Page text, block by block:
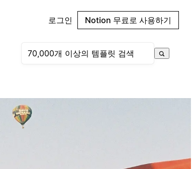
로그인 Notion 무료로 사용하기